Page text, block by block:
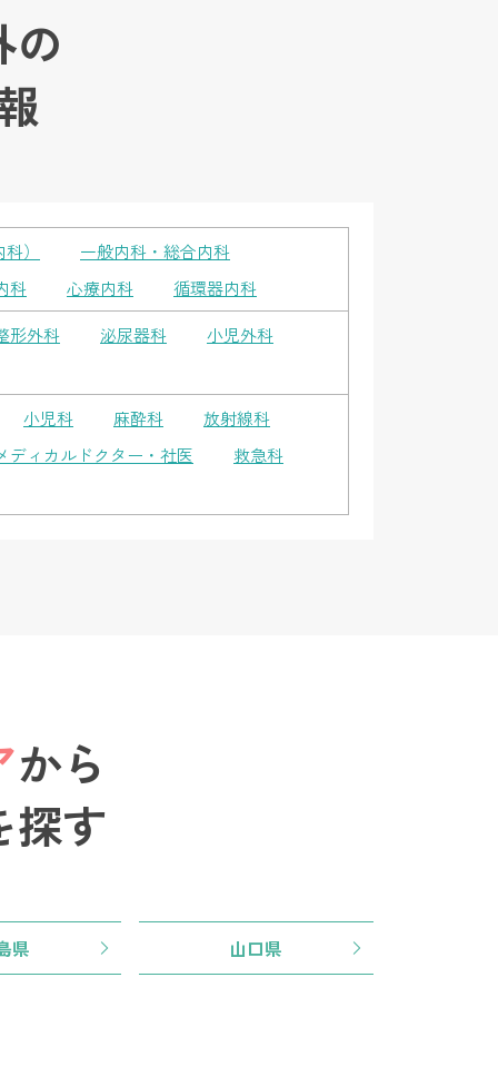
の
）
一般内科・総合内科
科
心療内科
循環器内科
形外科
泌尿器科 小児外科
小児科 麻酔科
放射線科
ディカルドクター・社医
救急科
から
探す
県 山口県